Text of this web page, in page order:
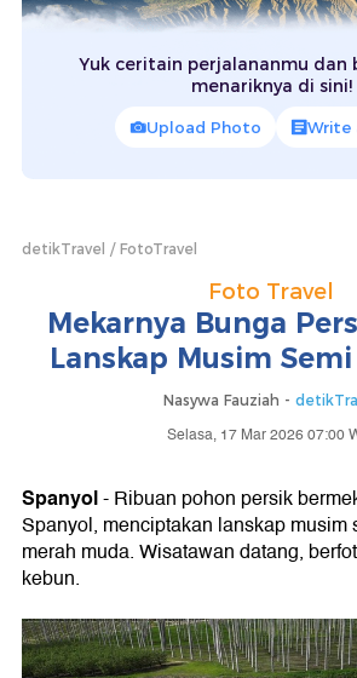
Yuk ceritain perjalananmu dan
menariknya di sini!
Upload Photo Write
detikTravel FotoTravel
Foto Travel
Mekarnya Bunga
Lanskap Musim
Nasywa Fauziah -
Selasa, 17 Mar 2026 07:00
Spanyol- Ribuan pohon persik
Spanyol, menciptakan lanskap musim
merah muda. Wisatawan datang,
kebun.